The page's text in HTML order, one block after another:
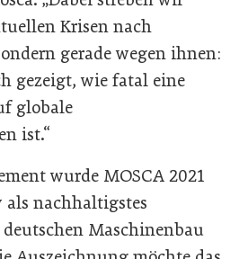
Krisen nach
gerade wegen ihnen:
gezeigt, wie fatal eine
globale
ist.“
wurde MOSCA 2021
als nachhaltigstes
Maschinenbau